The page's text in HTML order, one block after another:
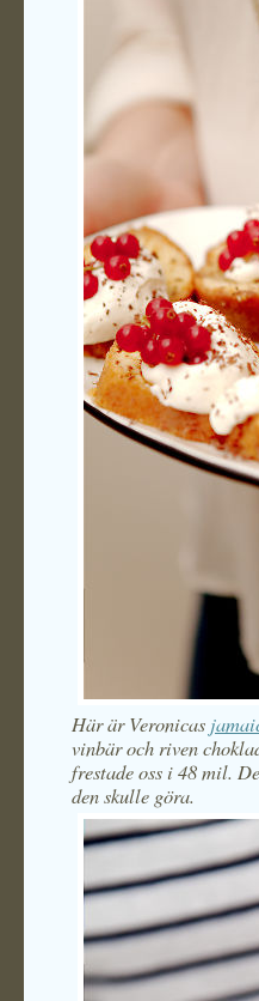
Här är Veronicas
vinbär och riven
frestade oss i 48 mil.
den skulle göra.